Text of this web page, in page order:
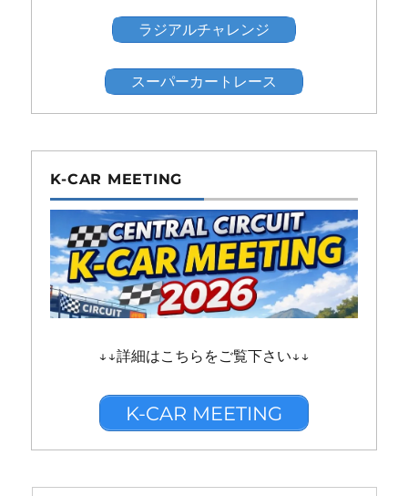
ラジアルチャレンジ
スーパーカートレース
K-CAR MEETING
↓↓詳細はこちらをご覧下さい↓↓
K-CAR MEETING